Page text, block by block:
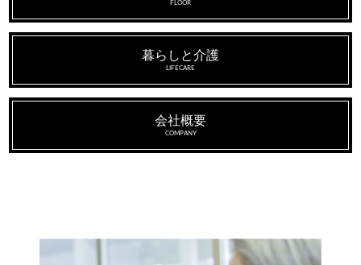
FLOOR
暮らしと介護
LIFECARE
会社概要
COMPANY